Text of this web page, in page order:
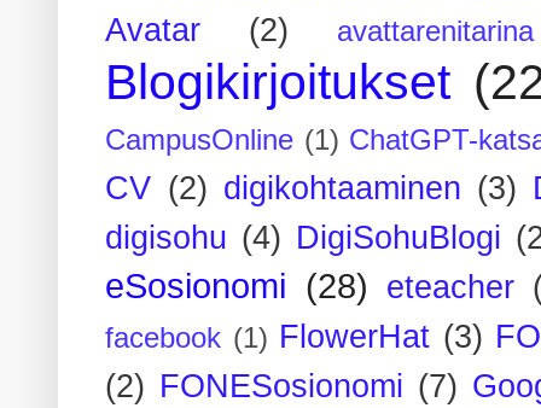
Avatar
(2) avattarenitarina
Blogikirjoitukset
CampusOnline (1) ChatGPT-
CV (2) digikohtaaminen (3)
digisohu (4) DigiSohuBlogi
eSosionomi (28) eteacher
facebook (1) FlowerHat (3)
(2) FONESosionomi (7)